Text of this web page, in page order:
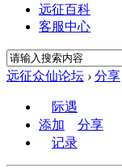
远征百科
客服中心
远征众仙论坛 › 分享
际遇
添加
分享
记录